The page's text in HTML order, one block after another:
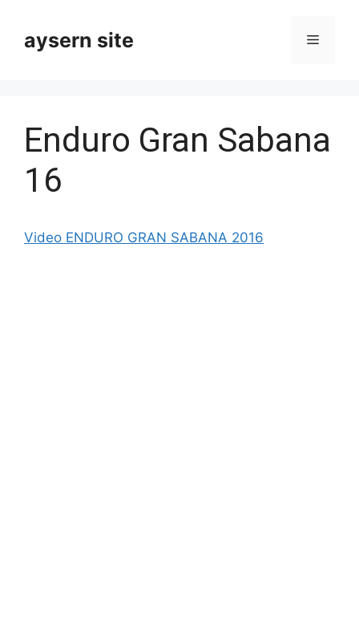
contentaysern site Menu
Enduro Gran Sabana
16
Video ENDURO GRAN SABANA 2016